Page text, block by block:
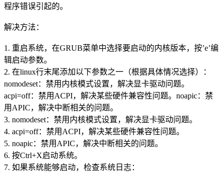
程序错误引起的。
解决方法：
1. 重启系统，在GRUB菜单中选择要启动的内核版本，按’e’编
辑启动参数。
2. 在linux行末尾添加以下参数之一（根据具体情况选择）：
nomodeset：禁用内核模式设置，解决显卡驱动问题。
acpi=off：禁用ACPI，解决某些硬件兼容性问题。noapic：禁
用APIC，解决中断相关的问题。
3. nomodeset：禁用内核模式设置，解决显卡驱动问题。
4. acpi=off：禁用ACPI，解决某些硬件兼容性问题。
5. noapic：禁用APIC，解决中断相关的问题。
6. 按Ctrl+X启动系统。
7. 如果系统能够启动，检查系统日志：